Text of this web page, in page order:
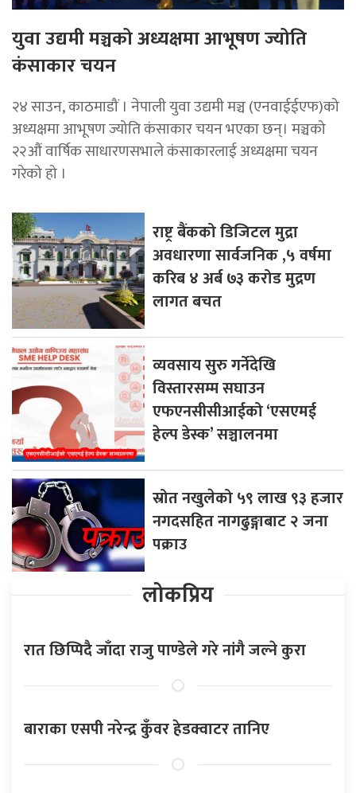
युवा उद्यमी मञ्चको अध्यक्षमा आभूषण ज्योति
कंसाकार चयन
२४ साउन, काठमाडौं । नेपाली युवा उद्यमी मञ्च (एनवाईईएफ)को
अध्यक्षमा आभूषण ज्योति कंसाकार चयन भएका छन्। मञ्चको
२२औं वार्षिक साधारणसभाले कंसाकारलाई अध्यक्षमा चयन
गरेको हो ।
राष्ट्र बैंकको डिजिटल मुद्रा
अवधारणा सार्वजनिक ,५ वर्षमा
करिब ४ अर्ब ७३ करोड मुद्रण
लागत बचत
व्यवसाय सुरु गर्नेदेखि
विस्तारसम्म सघाउन
एफएनसीसीआईको ‘एसएमई
हेल्प डेस्क’ सञ्चालनमा
स्रोत नखुलेको ५९ लाख ९३ हजार
नगदसहित नागढुङ्गाबाट २ जना
पक्राउ
लोकप्रिय
रात छिप्पिदै जाँदा राजु पाण्डेले गरे नांगै जल्ने कुरा
बाराका एसपी नरेन्द्र कुँवर हेडक्वाटर तानिए